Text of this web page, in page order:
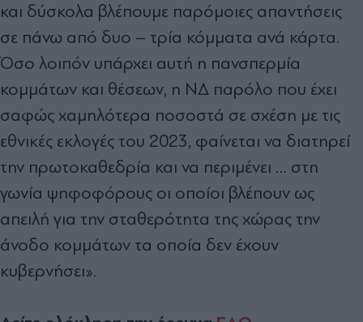
και δύσκολα βλέπουμε παρόμοιες απαντήσεις
σε πάνω από δυο – τρία κόμματα ανά κάρτα.
Όσο λοιπόν υπάρχει αυτή η πανσπερμία
κομμάτων και θέσεων, η ΝΔ παρόλο που έχει
σαφώς χαμηλότερα ποσοστά σε σχέση με τις
εθνικές εκλογές του 2023, φαίνεται να διατηρεί
την πρωτοκαθεδρία και να περιμένει … στη
γωνία ψηφοφόρους οι οποίοι βλέπουν ως
απειλή για την σταθερότητα της χώρας την
άνοδο κομμάτων τα οποία δεν έχουν
κυβερνήσει».